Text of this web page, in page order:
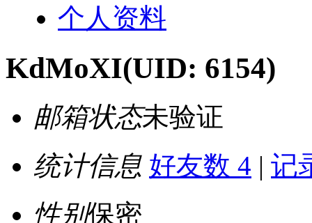
个人资料
KdMoXI(UID: 6154)
邮箱状态未验证
统计信息 好友数 4 | 记
性别保密